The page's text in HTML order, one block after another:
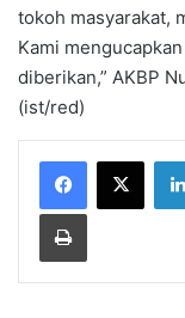
tokoh masyarakat,
Kami
diberikan,” AKBP
(ist/red)